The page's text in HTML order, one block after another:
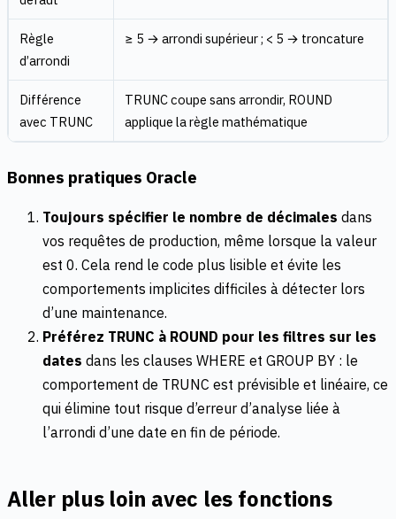
Règle
d’arrondi
≥ 5 → arrondi supérieur ; < 5 → troncature
Différence
avec TRUNC
TRUNC coupe sans arrondir, ROUND
applique la règle mathématique
Bonnes pratiques Oracle
Toujours spécifier le nombre de décimales dans
vos requêtes de production, même lorsque la valeur
est 0. Cela rend le code plus lisible et évite les
comportements implicites difficiles à détecter lors
d’une maintenance.
Préférez TRUNC à ROUND pour les filtres sur les
dates dans les clauses WHERE et GROUP BY : le
comportement de TRUNC est prévisible et linéaire, ce
qui élimine tout risque d’erreur d’analyse liée à
l’arrondi d’une date en fin de période.
Aller plus loin avec les fonctions